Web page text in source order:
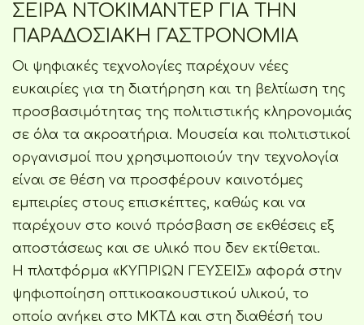
ΣΕΙΡΑ ΝΤΟΚΙΜΑΝΤΕΡ ΓΙΑ ΤΗΝ
ΠΑΡΑΔΟΣΙΑΚΗ ΓΑΣΤΡΟΝΟΜΙΑ
Οι ψηφιακές τεχνολογίες παρέχουν νέες
ευκαιρίες για τη διατήρηση και τη βελτίωση της
προσβασιμότητας της πολιτιστικής κληρονομιάς
σε όλα τα ακροατήρια. Μουσεία και πολιτιστικοί
οργανισμοί που χρησιμοποιούν την τεχνολογία
είναι σε θέση να προσφέρουν καινοτόμες
εμπειρίες στους επισκέπτες, καθώς και να
παρέχουν στο κοινό πρόσβαση σε εκθέσεις εξ
αποστάσεως και σε υλικό που δεν εκτίθεται.
Η πλατφόρμα «ΚΥΠΡΙΩΝ ΓΕΥΣΕΙΣ» αφορά στην
ψηφιοποίηση οπτικοακουστικού υλικού, το
οποίο ανήκει στο ΜΚΤΔ και στη διαθέσή του